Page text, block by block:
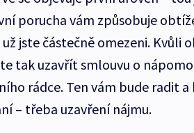
porucha vám způsobuje
už jste částečně omezeni.
tak uzavřít smlouvu o
rádce. Ten vám bude radit
– třeba uzavření nájmu.